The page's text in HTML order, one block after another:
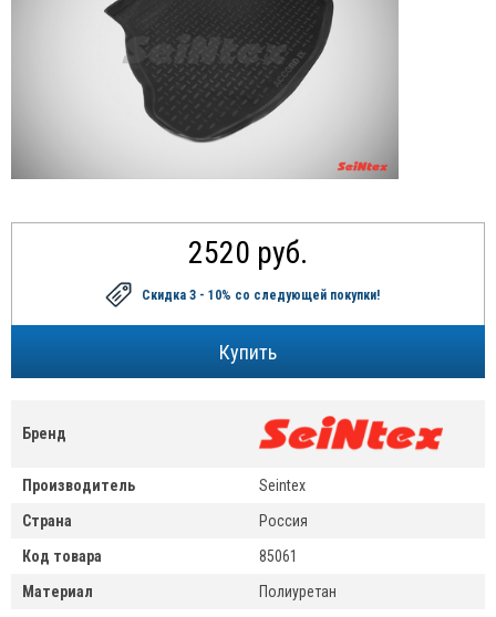
2520 руб.
Скидка 3 - 10% со следующей покупки!
Бренд
Производитель
Seintex
Страна
Россия
Код товара
85061
Материал
Полиуретан